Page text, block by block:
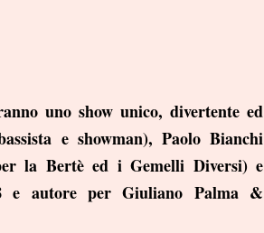
uno show unico, divertente ed
e showman), Paolo Bianchi
la Bertè ed i Gemelli Diversi) e
e autore per Giuliano Palma &